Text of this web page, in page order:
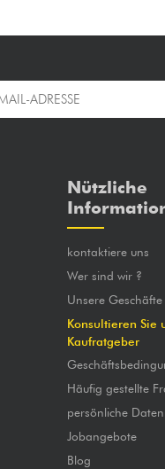
Nützliche
kontaktiere uns
Wer sind wir ?
Unsere Geschäfte
Konsultieren Sie
Kaufratgeber
Häufig gestellte
persönliche Daten
Jobangebote
Blog